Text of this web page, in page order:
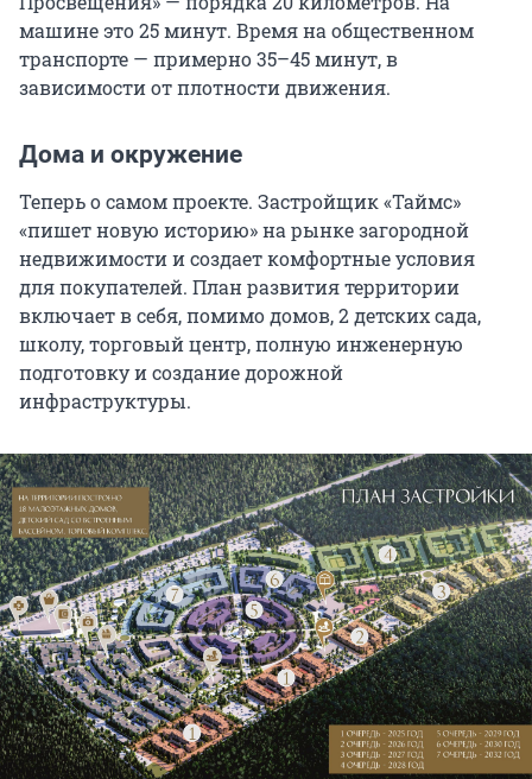
машине это 25 минут. Время на общественном
транспорте — примерно 35–45 минут, в
зависимости от плотности движения.
Дома и окружение
Теперь о самом проекте. Застройщик «Таймс»
«пишет новую историю» на рынке загородной
недвижимости и создает комфортные условия
для покупателей. План развития территории
включает в себя, помимо домов, 2 детских сада,
школу, торговый центр, полную инженерную
подготовку и создание дорожной
инфраструктуры.